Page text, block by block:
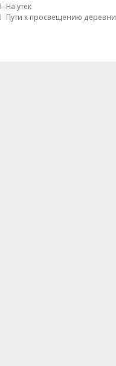
navigation
На утек
Пути к просвещению деревни